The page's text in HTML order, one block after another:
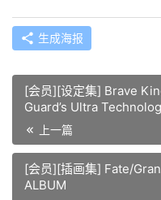
生成海报
[会员][设定集] Brave
Guard’s Ultra
Book上一篇
[会员][插画集] Fate/
ALBUM